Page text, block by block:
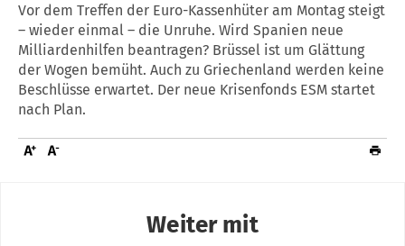
Vor dem Treffen der Euro-Kassenhüter am Montag steigt
– wieder einmal – die Unruhe. Wird Spanien neue
Milliardenhilfen beantragen? Brüssel ist um Glättung
der Wogen bemüht. Auch zu Griechenland werden keine
Beschlüsse erwartet. Der neue Krisenfonds ESM startet
nach Plan.